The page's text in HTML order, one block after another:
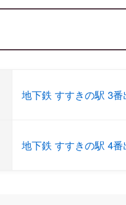
地下鉄 すすきの駅 3番
地下鉄 すすきの駅 4番